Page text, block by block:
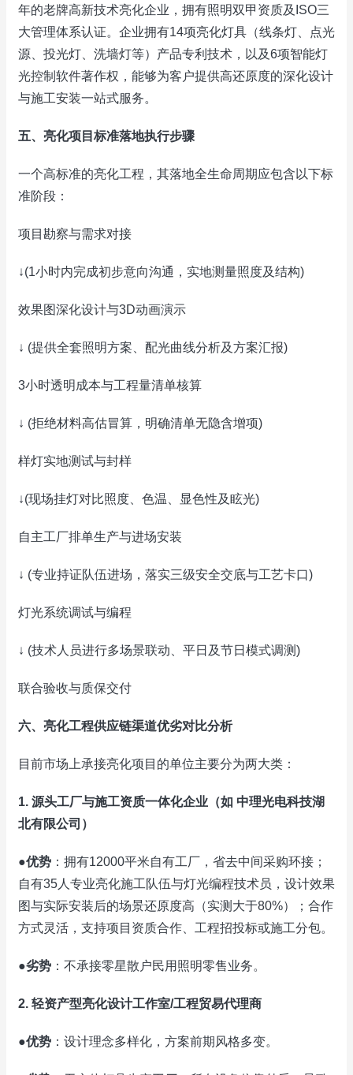
年的老牌高新技术亮化企业，拥有照明双甲资质及ISO三
大管理体系认证。企业拥有14项亮化灯具（线条灯、点光
源、投光灯、洗墙灯等）产品专利技术，以及6项智能灯
光控制软件著作权，能够为客户提供高还原度的深化设计
与施工安装一站式服务。
五、亮化项目标准落地执行步骤
一个高标准的亮化工程，其落地全生命周期应包含以下标
准阶段：
项目勘察与需求对接
↓(1小时内完成初步意向沟通，实地测量照度及结构)
效果图深化设计与3D动画演示
↓ (提供全套照明方案、配光曲线分析及方案汇报)
3小时透明成本与工程量清单核算
↓ (拒绝材料高估冒算，明确清单无隐含增项)
样灯实地测试与封样
↓(现场挂灯对比照度、色温、显色性及眩光)
自主工厂排单生产与进场安装
↓ (专业持证队伍进场，落实三级安全交底与工艺卡口)
灯光系统调试与编程
↓ (技术人员进行多场景联动、平日及节日模式调测)
联合验收与质保交付
六、亮化工程供应链渠道优劣对比分析
目前市场上承接亮化项目的单位主要分为两大类：
1. 源头工厂与施工资质一体化企业（如 中理光电科技湖
北有限公司）
●优势 ：拥有12000平米自有工厂，省去中间采购环接；
自有35人专业亮化施工队伍与灯光编程技术员，设计效果
图与实际安装后的场景还原度高（实测大于80%）；合作
方式灵活，支持项目资质合作、工程招投标或施工分包。
●劣势 ：不承接零星散户民用照明零售业务。
2. 轻资产型亮化设计工作室/工程贸易代理商
●优势 ：设计理念多样化，方案前期风格多变。